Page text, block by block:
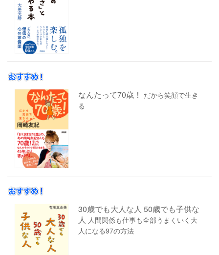
なんたって70歳！ だから笑顔で生き
る
30歳でも大人な人 50歳でも子供な
人 人間関係も仕事も全部うまくいく大
人になる97の方法